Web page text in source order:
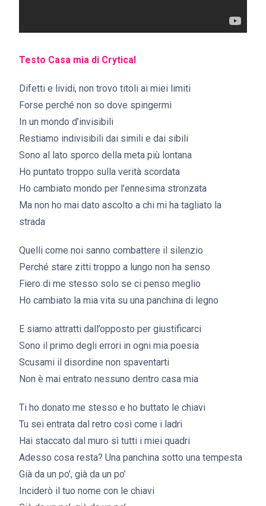
Testo Casa mia di Crytical
Difetti e lividi, non trovo titoli ai miei limiti
Forse perché non so dove spingermi
In un mondo d’invisibili
Restiamo indivisibili dai simili e dai sibili
Sono al lato sporco della meta più lontana
Ho puntato troppo sulla verità scordata
Ho cambiato mondo per l’ennesima stronzata
Ma non ho mai dato ascolto a chi mi ha tagliato la
strada
Quelli come noi sanno combattere il silenzio
Perché stare zitti troppo a lungo non ha senso
Fiero di me stesso solo se ci penso meglio
Ho cambiato la mia vita su una panchina di legno
E siamo attratti dall’opposto per giustificarci
Sono il primo degli errori in ogni mia poesia
Scusami il disordine non spaventarti
Non è mai entrato nessuno dentro casa mia
Ti ho donato me stesso e ho buttato le chiavi
Tu sei entrata dal retro così come i ladri
Hai staccato dal muro sì tutti i miei quadri
Adesso cosa resta? Una panchina sotto una tempesta
Già da un po’, già da un po’
Inciderò il tuo nome con le chiavi